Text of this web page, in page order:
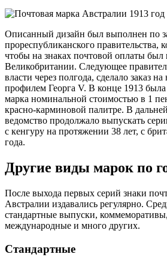
Описанный дизайн был выполнен по
прореспубликанского правительства,
чтобы на знаках почтовой оплаты был
Великобритании. Следующее
власти через полгода, сделало заказ
профилем Георга V. В конце 1913
марка номинальной стоимостью в 1
красно-карминовой палитре. В
ведомство продолжало выпускать
с кенгуру на протяжении 38 лет, с
года.
Другие виды марок по
После выхода первых серий знаки
Австралии издавались регулярно.
стандартные выпуски,
международные и много других.
Стандартные